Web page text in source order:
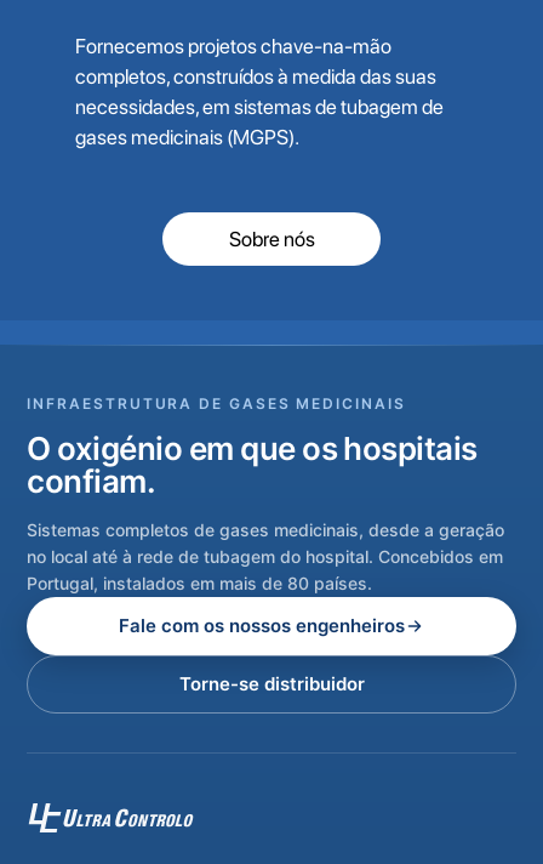
Fornecemos projetos chave-na-mão
completos, construídos à medida das suas
necessidades, em sistemas de tubagem de
gases medicinais (MGPS).
Sobre nós
INFRAESTRUTURA DE GASES MEDICINAIS
O oxigénio em que os hospitais
confiam.
Sistemas completos de gases medicinais, desde a geração
no local até à rede de tubagem do hospital. Concebidos em
Portugal, instalados em mais de 80 países.
Fale com os nossos engenheiros
Torne-se distribuidor